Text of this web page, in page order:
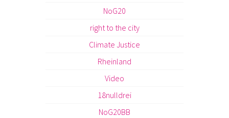
NoG20
right to the city
Climate Justice
Rheinland
Video
18nulldrei
NoG20BB